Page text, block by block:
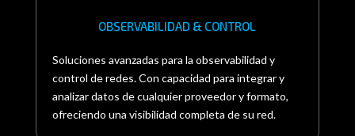
OBSERVABILIDAD & CONTROL
Soluciones avanzadas para la observabilidad y
control de redes. Con capacidad para integrar y
analizar datos de cualquier proveedor y formato,
ofreciendo una visibilidad completa de su red.